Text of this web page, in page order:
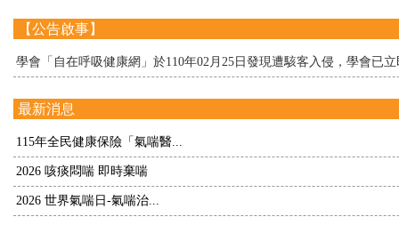
【公告啟事】
學會「自在呼吸健康網」於110年02月25日發現遭駭客入侵，學會已
最新消息
115年全民健康保險「氣喘醫...
2026 咳痰悶喘 即時棄喘
2026 世界氣喘日-氣喘治...